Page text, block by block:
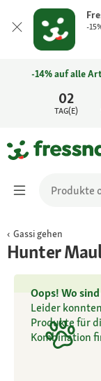
-
02
TAG(E)
-14% auf alle
Gassi gehen
Hunter
Oops! Wo
Leider
Produkte für
Kombination